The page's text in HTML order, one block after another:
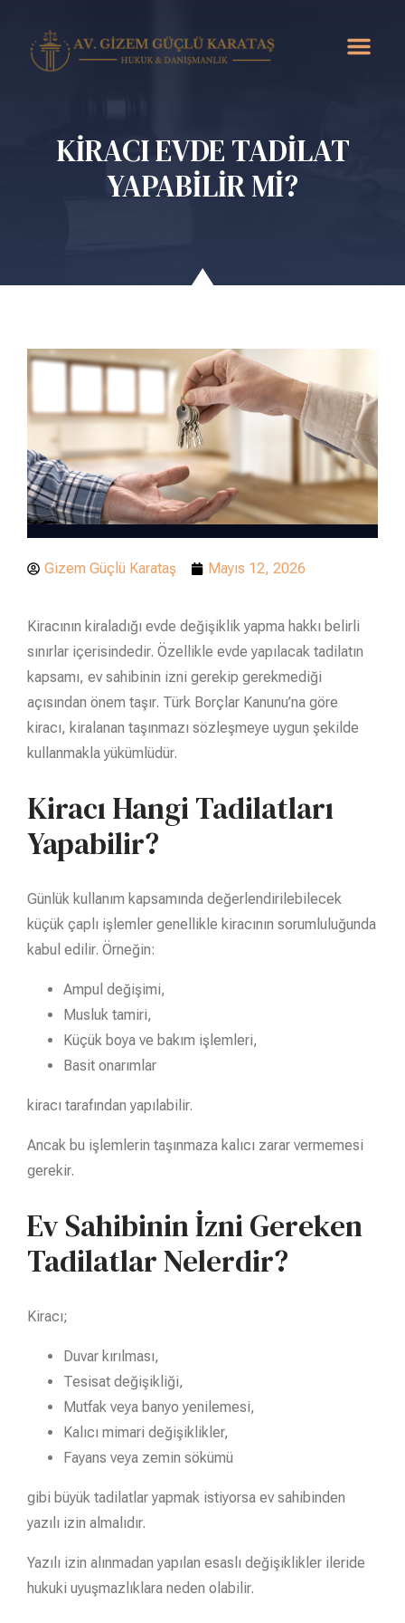
KİRACI EVDE TADİLAT
YAPABİLİR Mİ?
Gizem Güçlü Karataş Mayıs 12, 2026
Kiracının kiraladığı evde değişiklik yapma hakkı belirli
sınırlar içerisindedir. Özellikle evde yapılacak tadilatın
kapsamı, ev sahibinin izni gerekip gerekmediği
açısından önem taşır. Türk Borçlar Kanunu’na göre
kiracı, kiralanan taşınmazı sözleşmeye uygun şekilde
kullanmakla yükümlüdür.
Kiracı Hangi Tadilatları
Yapabilir?
Günlük kullanım kapsamında değerlendirilebilecek
küçük çaplı işlemler genellikle kiracının sorumluluğunda
kabul edilir. Örneğin:
Ampul değişimi,
Musluk tamiri,
Küçük boya ve bakım işlemleri,
Basit onarımlar
kiracı tarafından yapılabilir.
Ancak bu işlemlerin taşınmaza kalıcı zarar vermemesi
gerekir.
Ev Sahibinin İzni Gereken
Tadilatlar Nelerdir?
Kiracı;
Duvar kırılması,
Tesisat değişikliği,
Mutfak veya banyo yenilemesi,
Kalıcı mimari değişiklikler,
Fayans veya zemin sökümü
gibi büyük tadilatlar yapmak istiyorsa ev sahibinden
yazılı izin almalıdır.
Yazılı izin alınmadan yapılan esaslı değişiklikler ileride
hukuki uyuşmazlıklara neden olabilir.